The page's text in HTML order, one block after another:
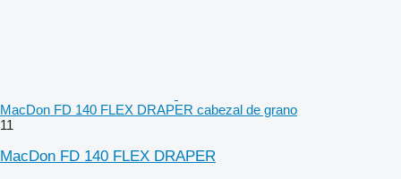
MacDon FD 140 FLEX DRAPER cabezal de grano
11
MacDon FD 140 FLEX DRAPER